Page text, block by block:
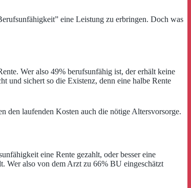
eine Leistung zu erbringen. Doch was
Wer also 49% berufsunfähig ist, der erhält keine
und sichert so die Existenz, denn eine halbe Rente
den laufenden Kosten auch die nötige Altersvorsorge.
eine Rente gezahlt, oder besser eine
Wer also von dem Arzt zu 66% BU eingeschätzt